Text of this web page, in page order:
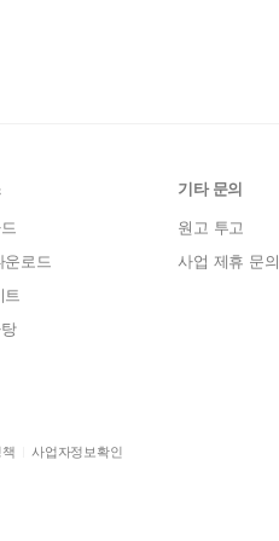
운로드
트
기타 문의
원고 투고
사업 제휴 문의
사업자정보확인